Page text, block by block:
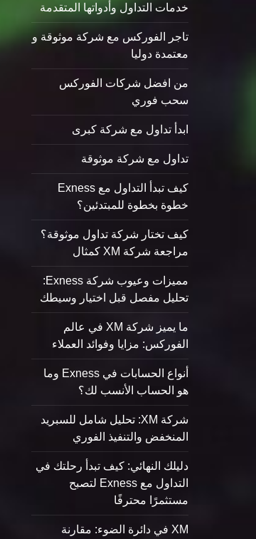
خدمات التداول وأدواتها المتقدمة
تاجر الفوركس مع شركة موثوقة و
معتمدة دوليا
من افضل شركات الفوركس
سحب فوري
ابدأ تداول مع شركة كبرى
تداول مع شركة موثوقة
كيف تبدأ التداول مع Exness
خطوة بخطوة للمبتدئين؟
كيف تختار شركة تداول موثوقة؟
مراجعة شركة XM كمثال
مميزات وعيوب شركة Exness:
تحليل مفصل قبل اختيار وسيطك
ما يميز شركة XM في عالم
الفوركس: مزايا وفوائد العملاء
أنواع الحسابات في Exness وما
هو الحساب الأنسب لك؟
شركة XM: تحليل شامل للسبريد
المنخفض والتنفيذ الفوري
دليلك النهائي: كيف تبدأ رحلتك في
التداول مع Exness لتصبح
مستثمرًا محترفًا
XM في دائرة الضوء: مقارنة